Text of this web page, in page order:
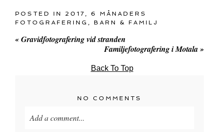
POSTED IN 2017 ,6 MÅNADERS
FOTOGRAFERING ,BARN & FAMILJ
«Gravidfotografering vid stranden
Familjefotografering i Motala»
Back To Top
NO COMMENTS
Add a comment...